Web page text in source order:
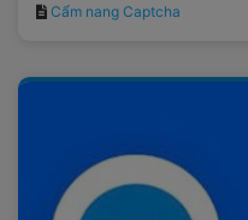
Cẩm nang Captcha